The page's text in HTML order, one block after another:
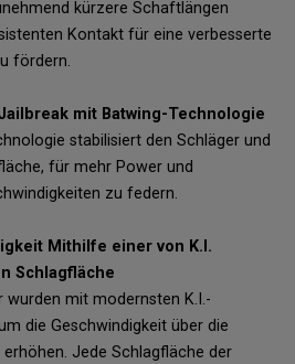
kürzere Schaftlängen
Kontakt für eine verbesserte
fördern.
mit Batwing-Technologie
stabilisiert den Schläger und
für mehr Power und
zu federn.
Mithilfe einer von K.I.
Schlagfläche
wurden mit modernsten K.I.-
die Geschwindigkeit über die
Jede Schlagfläche der